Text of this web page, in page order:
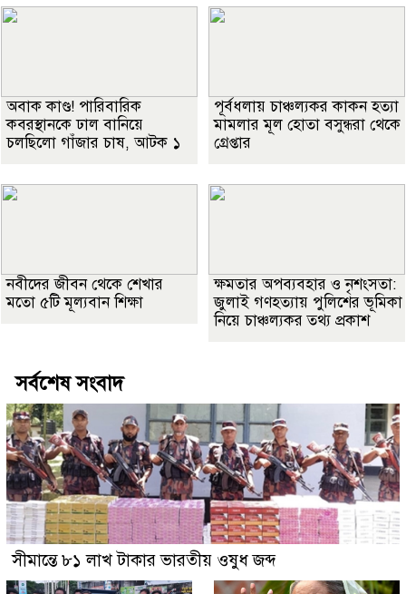
অবাক কাণ্ড! পারিবারিক
কবরস্থানকে ঢাল বানিয়ে
চলছিলো গাঁজার চাষ, আটক ১
পূর্বধলায় চাঞ্চল্যকর কাকন হত্যা
মামলার মূল হোতা বসুন্ধরা থেকে
গ্রেপ্তার
নবীদের জীবন থেকে শেখার
মতো ৫টি মূল্যবান শিক্ষা
ক্ষমতার অপব্যবহার ও নৃশংসতা:
জুলাই গণহত্যায় পুলিশের ভূমিকা
নিয়ে চাঞ্চল্যকর তথ্য প্রকাশ
সর্বশেষ সংবাদ
সীমান্তে ৮১ লাখ টাকার ভারতীয় ওষুধ জব্দ